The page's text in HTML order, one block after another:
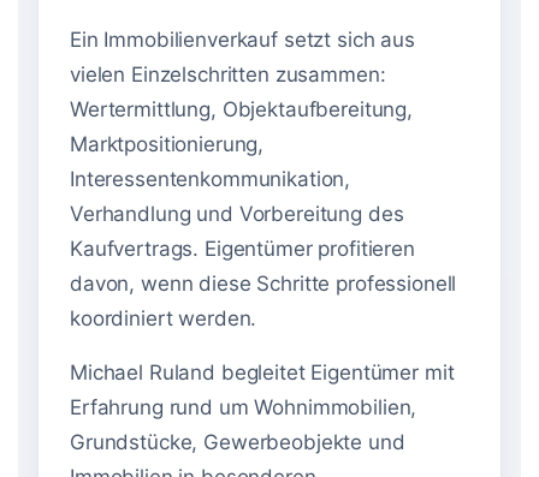
Ein Immobilienverkauf setzt sich aus
vielen Einzelschritten zusammen:
Wertermittlung, Objektaufbereitung,
Marktpositionierung,
Interessentenkommunikation,
Verhandlung und Vorbereitung des
Kaufvertrags. Eigentümer profitieren
davon, wenn diese Schritte professionell
koordiniert werden.
Michael Ruland begleitet Eigentümer mit
Erfahrung rund um Wohnimmobilien,
Grundstücke, Gewerbeobjekte und